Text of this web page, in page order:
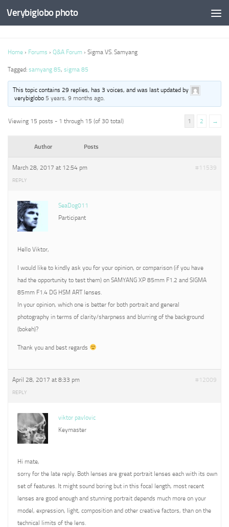
Verybiglobo photo
Home › Forums › Q&A Forum › Sigma VS. Samyang
Tagged: samyang 85, sigma 85
This topic contains 29 replies, has 3 voices, and was last updated by
verybiglobo 5 years, 9 months ago.
Viewing 15 posts - 1 through 15 (of 30 total) 1 2 →
Author Posts
March 28, 2017 at 12:54 pm #11539
REPLY
SeaDog011
Participant
Hello Viktor,
I would like to kindly ask you for your opinion, or comparison (if you have
had the opportunity to test them) on SAMYANG XP 85mm F1.2 and SIGMA
85mm F1.4 DG HSM ART lenses.
In your opinion, which one is better for both portrait and general
photography in terms of clarity/sharpness and blurring of the background
(bokeh)?
Thank you and best regards
April 28, 2017 at 8:33 pm #12009
REPLY
viktor pavlovic
Keymaster
Hi mate,
sorry for the late reply. Both lenses are great portrait lenses each with its own
set of features. It might sound boring but in this focal length, most recent
lenses are good enough and stunning portrait depends much more on your
model, expression, light, composition and other creative factors, than on the
technical limits of the lens.